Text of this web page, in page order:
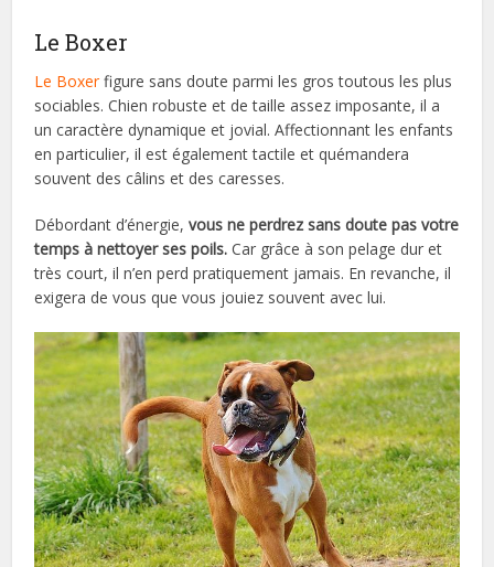
Le Boxer
Le Boxerfigure sans doute parmi les gros toutous les plus
sociables. Chien robuste et de taille assez imposante, il a
un caractère dynamique et jovial. Affectionnant les enfants
en particulier, il est également tactile et quémandera
souvent des câlins et des caresses.
Débordant d’énergie,vous ne perdrez sans doute pas votre
temps à nettoyer ses poils. Car grâce à son pelage dur et
très court, il n’en perd pratiquement jamais. En revanche, il
exigera de vous que vous jouiez souvent avec lui.